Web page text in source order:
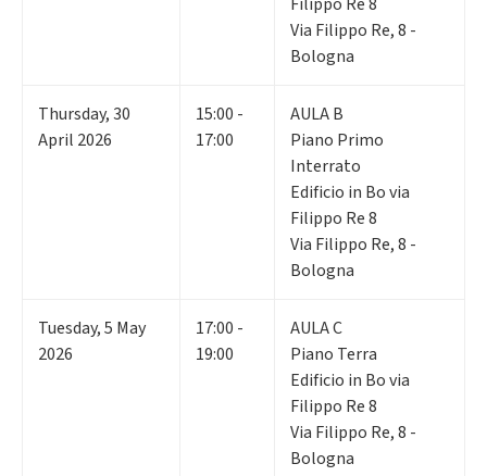
Via Filippo Re, 8 -
Bologna
Thursday,30
April 2026
15:00 -
17:00
AULA B
Piano Primo
Interrato
Edificio in Bo via
Filippo Re 8
Via Filippo Re, 8 -
Bologna
Tuesday,5 May
2026
17:00 -
19:00
AULA C
Piano Terra
Edificio in Bo via
Filippo Re 8
Via Filippo Re, 8 -
Bologna